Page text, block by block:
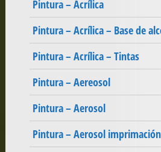
Pintura – Acrílica
Pintura – Acrílica – Base de
Pintura – Acrílica – Tintas
Pintura – Aereosol
Pintura – Aerosol
Pintura – Aerosol imprimación